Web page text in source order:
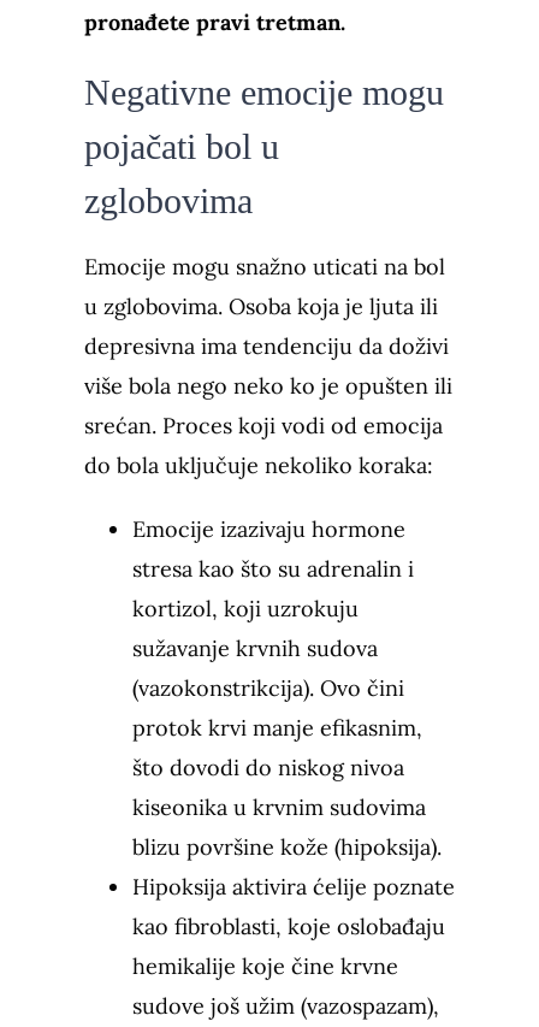
pronađete pravi tretman.
Negativne emocije mogu
pojačati bol u
zglobovima
Emocije mogu snažno uticati na bol
u zglobovima. Osoba koja je ljuta ili
depresivna ima tendenciju da doživi
više bola nego neko ko je opušten ili
srećan. Proces koji vodi od emocija
do bola uključuje nekoliko koraka:
Emocije izazivaju hormone
stresa kao što su adrenalin i
kortizol, koji uzrokuju
sužavanje krvnih sudova
(vazokonstrikcija). Ovo čini
protok krvi manje efikasnim,
što dovodi do niskog nivoa
kiseonika u krvnim sudovima
blizu površine kože (hipoksija).
Hipoksija aktivira ćelije poznate
kao fibroblasti, koje oslobađaju
hemikalije koje čine krvne
sudove još užim (vazospazam),